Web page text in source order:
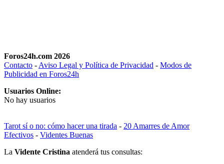
Foros24h.com 2026
Contacto - Aviso Legal y Política de Privacidad - Modos de
Publicidad en Foros24h
Usuarios Online:
No hay usuarios
Tarot sí o no: cómo hacer una tirada - 20 Amarres de Amor
Efectivos - Videntes Buenas
La Vidente Cristina atenderá tus consultas: